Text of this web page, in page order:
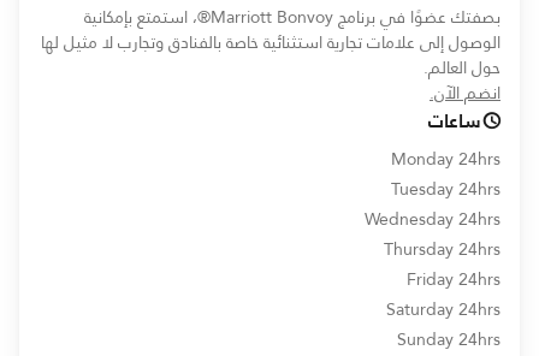
بصفتك عضوًا في برنامج Marriott Bonvoy®، استمتع بإمكانية
الوصول إلى علامات تجارية استثنائية خاصة بالفنادق وتجارب لا مثيل لها
حول العالم.
انضم الآن.
ساعات
Monday 24hrs
Tuesday 24hrs
Wednesday 24hrs
Thursday 24hrs
Friday 24hrs
Saturday 24hrs
Sunday 24hrs